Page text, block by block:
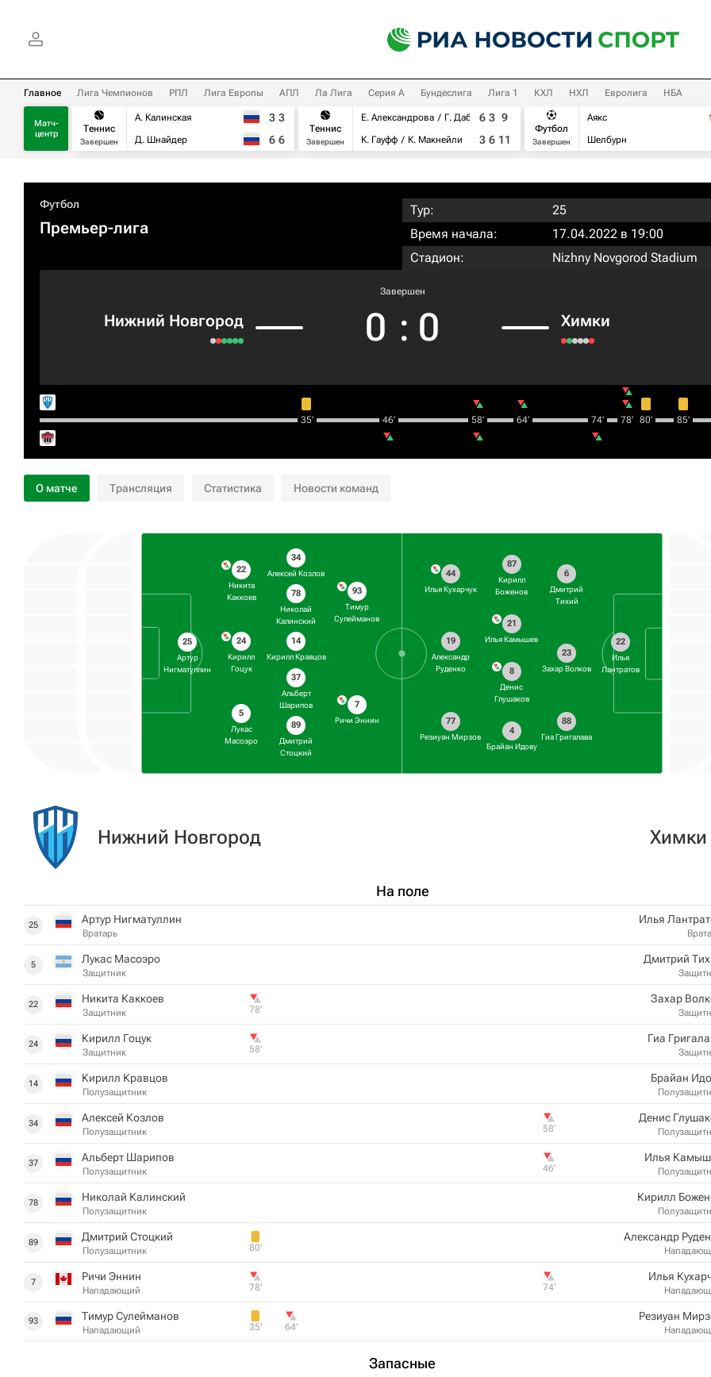
Главное Лига Чемпионов РПЛ Лига Европы АПЛ Ла Лига Серия А Бундеслига Лига 1 КХЛ НХЛ Евролига НБА
Матч-
центр
Теннис
Завершен
А. Калинская
Д. Шнайдер
3 3
6 6
Теннис
Завершен
Е. Александрова
Г. Дабровски
К. Гауфф
К. Макнейли
6 3 9
3 6 11
Футбол
Завершен
Аякс
Шелбурн
Футбол
Премьер-лига
Тур:
25
Время начала:
17.04.2022 в 19:00
Стадион:
Nizhny Novgorod Stadium
Нижний Новгород
Завершен
0 : 0 Химки
35‎’‎ 46‎’‎ 58‎’‎ 64‎’‎ 74‎’‎ 78‎’‎ 80‎’‎ 85‎’‎
О матче Трансляция Статистика Новости команд
25
Артур
Нигматуллин
22
Никита
Каккоев
24
Кирилл
Гоцук
5
Лукас
Масоэро
34
Алексей Козлов
78
Николай
Калинский
14
Кирилл Кравцов
37
Альберт
Шарипов
89
Дмитрий
Стоцкий
93
Тимур
Сулейманов
7
Ричи Эннин
22
Илья
Лантратов
6
Дмитрий
Тихий
23
Захар Волков
88
Гиа Григалава
87
Кирилл
Боженов
21
Илья Камышев
8
Денис
Глушаков
4
Брайан Идову
44
Илья Кухарчук
19
Александр
Руденко
77
Резиуан Мирзов
Нижний Новгород
На поле
25 Артур Нигматуллин
Вратарь
5 Лукас Масоэро
Защитник
22 Никита Каккоев
Защитник 78‎’‎
24 Кирилл Гоцук
Защитник 58‎’‎
14 Кирилл Кравцов
Полузащитник
34 Алексей Козлов
Полузащитник
37 Альберт Шарипов
Полузащитник
78 Николай Калинский
Полузащитник
89 Дмитрий Стоцкий
Полузащитник 80‎’‎
7 Ричи Эннин
Нападающий 78‎’‎
93 Тимур Сулейманов
Нападающий 35‎’‎ 64‎’‎
Запасные
Химки
Илья
Дмитрий
Захар
Гиа
Брайан
Денис
58‎’‎
Илья
46‎’‎
Кирилл
Александр
Илья
74‎’‎
Резиуан